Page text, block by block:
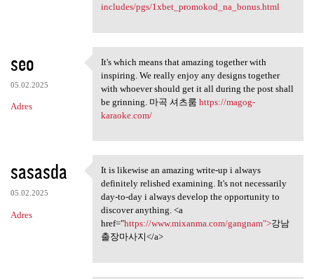
includes/pgs/1xbet_promokod_na_bonus.html
seo
05.02.2025
Adres
It's which means that amazing
It's which means that amazing together with
inspiring. We really enjoy any designs together
with whoever should get it all during the post shall
be grinning. 마곡 셔츠룸 https://magog-
karaoke.com/
sasasda
05.02.2025
Adres
It is likewise an amazing
It is likewise an amazing write-up i always
definitely relished examining. It's not necessarily
day-to-day i always develop the opportunity to
discover anything. <a
href="https://www.mixanma.com/gangnam">강남
출장마사지</a>